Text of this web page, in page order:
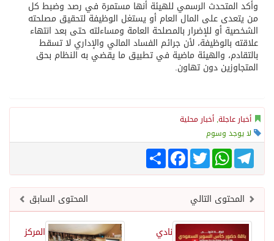
وأكد المتحدث الرسمي للهيئة أنها مستمرة في رصد وضبط كل
من يتعدى على المال العام أو يستغل الوظيفة لتحقيق مصلحته
الشخصية أو للإضرار بالمصلحة العامة ومساءلته حتى بعد انتهاء
علاقته بالوظيفة، لأن جرائم الفساد المالي والإداري لا تسقط
بالتقادم، والهيئة ماضية في تطبيق ما يقضي به النظام بحق
المتجاوزين دون تهاون.
أخبار عاجلة, أخبار محلية
لا يوجد وسوم
انشر
FacebookTwitter
WhatsAppTelegram
المحتوى السابق
المحتوى التالي
المركز
نادي